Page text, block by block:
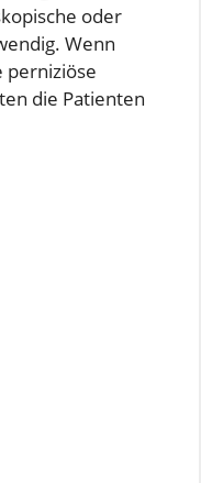
oder
Wenn
perniziöse
die Patienten